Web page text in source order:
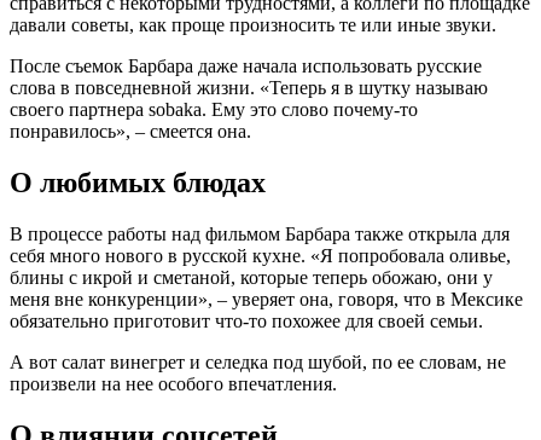
давали советы, как проще произносить те или иные звуки.
После съемок Барбара даже начала использовать русские
слова в повседневной жизни. «Теперь я в шутку называю
своего партнера sobaka. Ему это слово почему-то
понравилось», – смеется она.
О любимых блюдах
В процессе работы над фильмом Барбара также открыла для
себя много нового в русской кухне. «Я попробовала оливье,
блины с икрой и сметаной, которые теперь обожаю, они у
меня вне конкуренции», – уверяет она, говоря, что в Мексике
обязательно приготовит что-то похожее для своей семьи.
А вот салат винегрет и селедка под шубой, по ее словам, не
произвели на нее особого впечатления.